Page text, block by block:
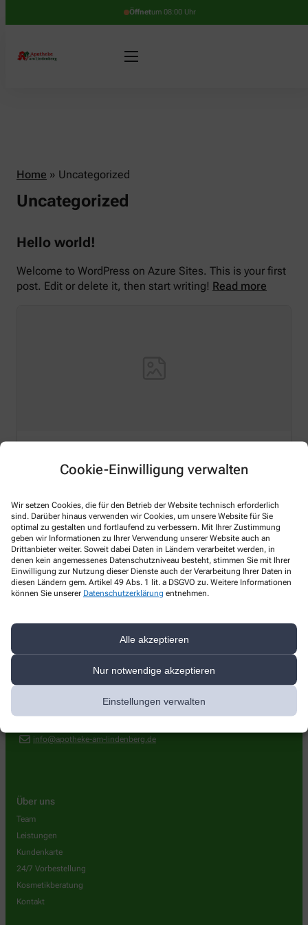
Cookie-Einwilligung verwalten
Wir setzen Cookies, die für den Betrieb der Website technisch erforderlich
sind. Darüber hinaus verwenden wir Cookies, um unsere Website für Sie
optimal zu gestalten und fortlaufend zu verbessern. Mit Ihrer Zustimmung
geben wir Informationen zu Ihrer Verwendung unserer Website auch an
Drittanbieter weiter. Soweit dabei Daten in Ländern verarbeitet werden, in
denen kein angemessenes Datenschutzniveau besteht, stimmen Sie mit Ihrer
Einwilligung zur Nutzung dieser Dienste auch der Verarbeitung Ihrer Daten in
diesen Ländern gem. Artikel 49 Abs. 1 lit. a DSGVO zu. Weitere Informationen
können Sie unserer Datenschutzerklärung entnehmen.
Alle akzeptieren
Nur notwendige akzeptieren
Einstellungen verwalten
Öffnetum 08:00 Uhr
Home » Uncategorized
Uncategorized
Hello world!
Welcome to WordPress on Azure Sites. This is your first
post. Edit or delete it, then start writing! Read more
Hello world!
post. Edit or delete it, then start writing!
Mehr lesen
Apotheke am Lindenberg
info@apotheke-am-lindenberg.de
Über uns
Team
Leistungen
Kundenkarte
24/7 Vorbestellung
Kosmetikberatung
Kontakt